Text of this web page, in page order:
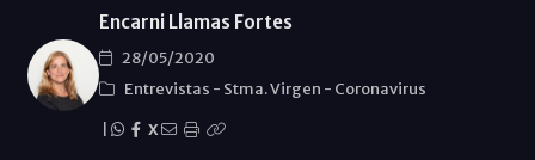
Encarni Llamas Fortes
28/05/2020
Entrevistas - Stma. Virgen - Coronavirus
X